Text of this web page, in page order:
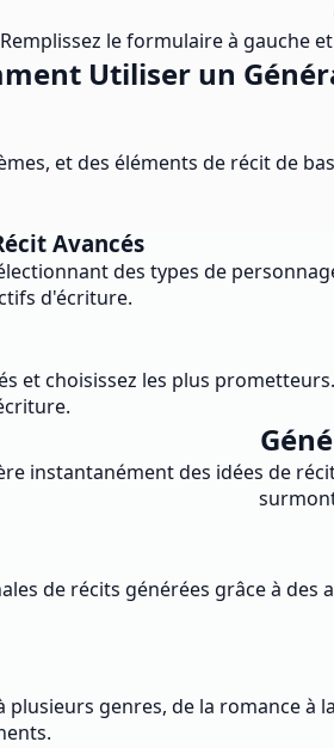
Remplissez le formulaire à gauche
Utiliser un
et des éléments de récit de
Avancés
des types de
d'écriture.
et choisissez les plus
instantanément des idées de
de récits générées grâce à
plusieurs genres, de la romance